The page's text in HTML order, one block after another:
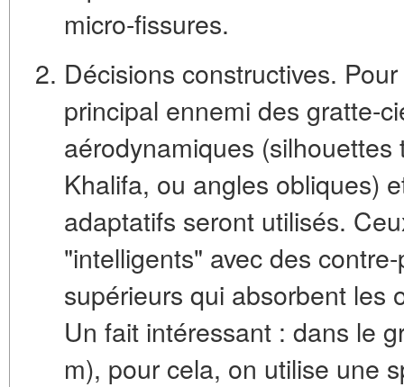
micro-fissures.
Décisions constructives.
principal ennemi des gratte-
aérodynamiques (silhouettes
Khalifa, ou angles obliques)
adaptatifs seront utilisés.
"intelligents" avec des
supérieurs qui absorbent les
Un fait intéressant : dans le
m), pour cela, on utilise une